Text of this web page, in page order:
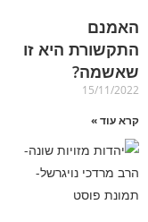
האמנם
התקשורת היא זו
שאשמה?
15/11/2022
קרא עוד »